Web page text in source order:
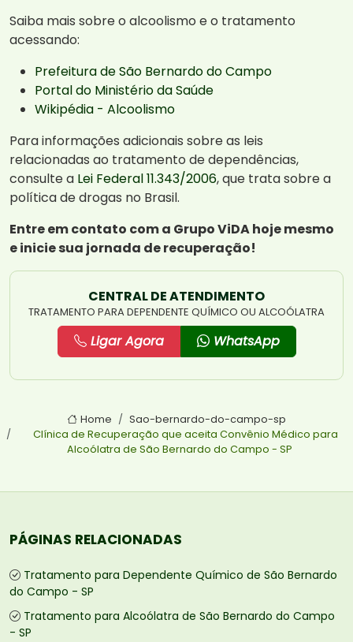
Saiba mais sobre o alcoolismo e o tratamento
acessando:
Prefeitura de São Bernardo do Campo
Portal do Ministério da Saúde
Wikipédia - Alcoolismo
Para informações adicionais sobre as leis
relacionadas ao tratamento de dependências,
consulte a Lei Federal 11.343/2006, que trata sobre a
política de drogas no Brasil.
Entre em contato com a Grupo ViDA hoje mesmo
e inicie sua jornada de recuperação!
CENTRAL DE ATENDIMENTO
TRATAMENTO PARA DEPENDENTE QUÍMICO OU ALCOÓLATRA
Ligar Agora WhatsApp
Home
Sao-bernardo-do-campo-sp
Clínica de Recuperação que aceita Convênio Médico para
Alcoólatra de São Bernardo do Campo - SP
PÁGINAS RELACIONADAS
Tratamento para Dependente Químico de São Bernardo
do Campo - SP
Tratamento para Alcoólatra de São Bernardo do Campo
- SP